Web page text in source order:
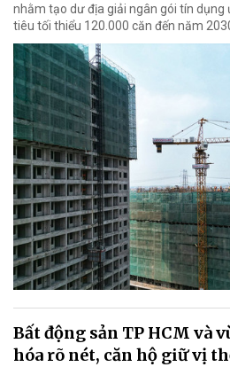
nhằm tạo dư địa giải ngân gói tín dụng
tiêu tối thiểu 120.000 căn đến năm
Bất động sản TP HCM và
hóa rõ nét, căn hộ giữ vị